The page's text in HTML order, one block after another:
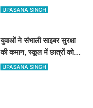
नहीं हुई; खामियां सुधारने के बाद
UPASANA SINGH
युवाओं ने संभाली साइबर सुरक्षा
की कमान, स्कूल में छात्रों को
सिखाए ऑनलाइन फ्रॉड से
UPASANA SINGH